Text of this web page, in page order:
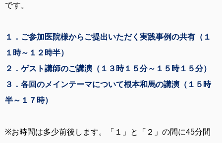
です。
１．ご参加医院様からご提出いただく実践事例の共有（１
１時～１２時半）
２．ゲスト講師のご講演（１３時１５分～１５時１５分）
３．各回のメインテーマについて根本和馬の講演（１５時
半～１７時）
※お時間は多少前後します。「１」と「２」の間に45分間